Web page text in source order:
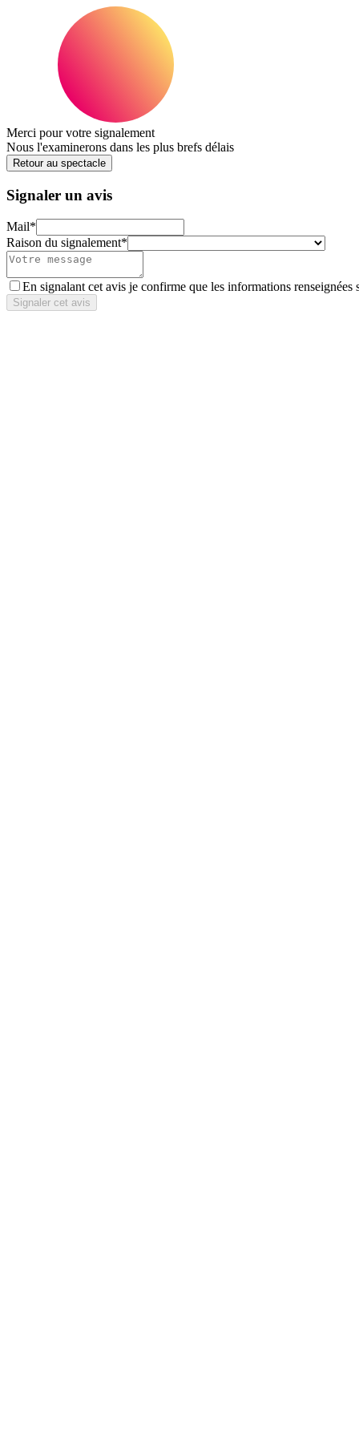
Merci pour votre signalement
Nous l'examinerons dans les plus brefs délais
Retour au spectacle
Signaler un avis
Mail*
Raison du signalement*
En signalant cet avis je confirme que les informations renseignées
Signaler cet avis